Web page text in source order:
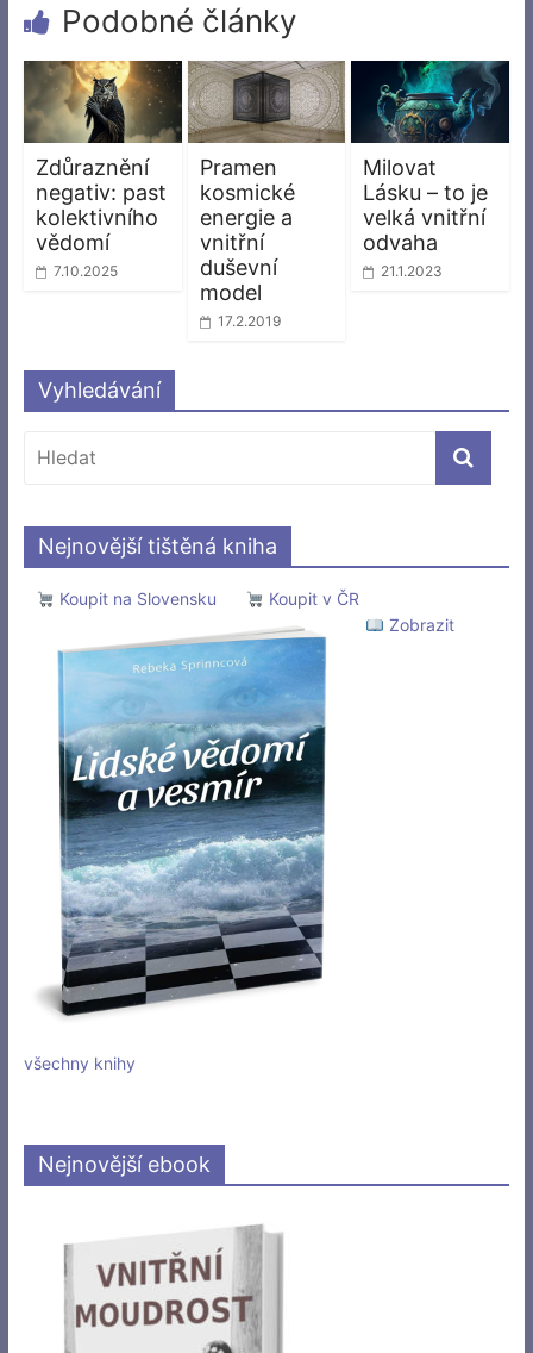
Podobné články
Zdůraznění
negativ: past
kolektivního
vědomí
7.10.2025
Pramen
kosmické
energie a
vnitřní
duševní
model
17.2.2019
Milovat
Lásku – to je
velká vnitřní
odvaha
21.1.2023
Vyhledávání
Nejnovější tištěná kniha
Koupit na Slovensku
Koupit v ČR
Zobrazit
všechny knihy
Nejnovější ebook